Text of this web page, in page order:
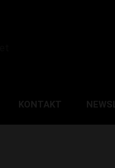
KONTAKT